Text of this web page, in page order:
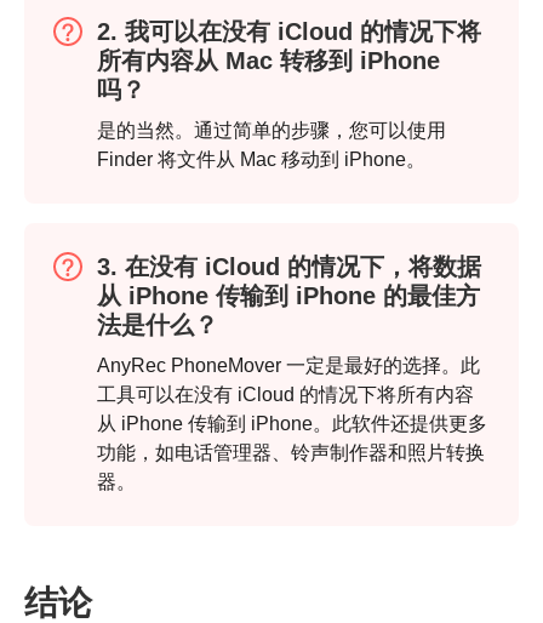
第 3 步。
2. 我可以在没有 iCloud 的情况下将
所有内容从 Mac 转移到 iPhone
吗？
是的当然。通过简单的步骤，您可以使用
Finder 将文件从 Mac 移动到 iPhone。
3. 在没有 iCloud 的情况下，将数据
从 iPhone 传输到 iPhone 的最佳方
法是什么？
AnyRec PhoneMover 一定是最好的选择。此
工具可以在没有 iCloud 的情况下将所有内容
从 iPhone 传输到 iPhone。此软件还提供更多
功能，如电话管理器、铃声制作器和照片转换
器。
结论